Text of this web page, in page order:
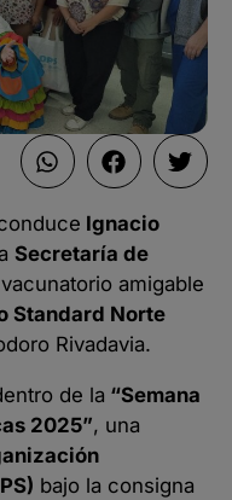
Ignacio
Secretaría de
amigable
Standard Norte
Rivadavia.
de la “Semana
2025”, una
bajo la consigna